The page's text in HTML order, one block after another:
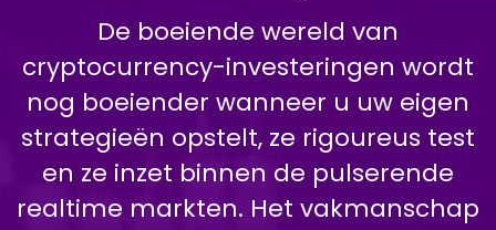
De boeiende wereld van
cryptocurrency-investeringen wordt
nog boeiender wanneer u uw eigen
strategieën opstelt, ze rigoureus test
en ze inzet binnen de pulserende
realtime markten. Het vakmanschap